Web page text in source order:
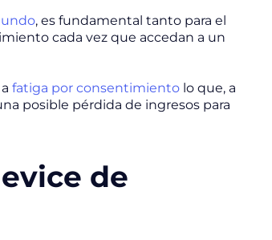
, es fundamental tanto para el
cada vez que accedan a un
fatiga por consentimiento lo que, a
posible pérdida de ingresos para
de